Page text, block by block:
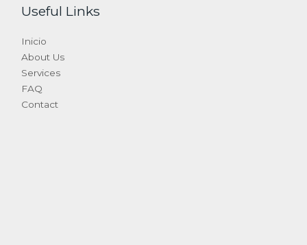
Useful Links
Inicio
About Us
Services
FAQ
Contact